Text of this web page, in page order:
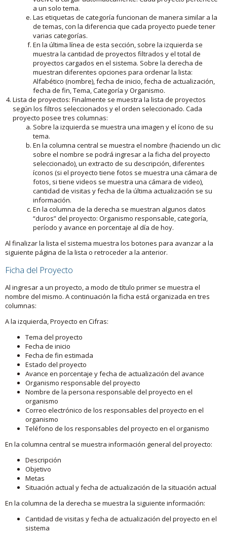
a un solo tema.
Las etiquetas de categoría funcionan de manera similar a la
de temas, con la diferencia que cada proyecto puede tener
varias categorías.
En la última línea de esta sección, sobre la izquierda se
muestra la cantidad de proyectos filtrados y el total de
proyectos cargados en el sistema. Sobre la derecha de
muestran diferentes opciones para ordenar la lista:
Alfabético (nombre), fecha de inicio, fecha de actualización,
fecha de fin, Tema, Categoría y Organismo.
Lista de proyectos: Finalmente se muestra la lista de proyectos
según los filtros seleccionados y el orden seleccionado. Cada
proyecto posee tres columnas:
Sobre la izquierda se muestra una imagen y el ícono de su
tema.
En la columna central se muestra el nombre (haciendo un clic
sobre el nombre se podrá ingresar a la ficha del proyecto
seleccionado), un extracto de su descripción, diferentes
íconos (si el proyecto tiene fotos se muestra una cámara de
fotos, si tiene videos se muestra una cámara de video),
cantidad de visitas y fecha de la última actualización se su
información.
En la columna de la derecha se muestran algunos datos
“duros” del proyecto: Organismo responsable, categoría,
período y avance en porcentaje al día de hoy.
Al finalizar la lista el sistema muestra los botones para avanzar a la
siguiente página de la lista o retroceder a la anterior.
Ficha del Proyecto
Al ingresar a un proyecto, a modo de título primer se muestra el
nombre del mismo. A continuación la ficha está organizada en tres
columnas:
A la izquierda, Proyecto en Cifras:
Tema del proyecto
Fecha de inicio
Fecha de fin estimada
Estado del proyecto
Avance en porcentaje y fecha de actualización del avance
Organismo responsable del proyecto
Nombre de la persona responsable del proyecto en el
organismo
Correo electrónico de los responsables del proyecto en el
organismo
Teléfono de los responsables del proyecto en el organismo
En la columna central se muestra información general del proyecto:
Descripción
Objetivo
Metas
Situación actual y fecha de actualización de la situación actual
En la columna de la derecha se muestra la siguiente información:
Cantidad de visitas y fecha de actualización del proyecto en el
sistema